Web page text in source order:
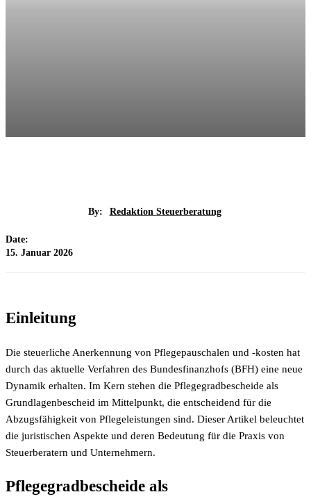
By: Redaktion Steuerberatung
Date:
15. Januar 2026
Einleitung
Die steuerliche Anerkennung von Pflegepauschalen und -kosten hat
durch das aktuelle Verfahren des Bundesfinanzhofs (BFH) eine neue
Dynamik erhalten. Im Kern stehen die Pflegegradbescheide als
Grundlagenbescheid im Mittelpunkt, die entscheidend für die
Abzugsfähigkeit von Pflegeleistungen sind. Dieser Artikel beleuchtet
die juristischen Aspekte und deren Bedeutung für die Praxis von
Steuerberatern und Unternehmern.
Pflegegradbescheide als